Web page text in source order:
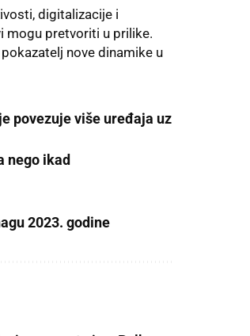
digitalizacije i
mogu pretvoriti u prilike.
nove dinamike u
povezuje više uređaja uz
nego ikad
2023. godine